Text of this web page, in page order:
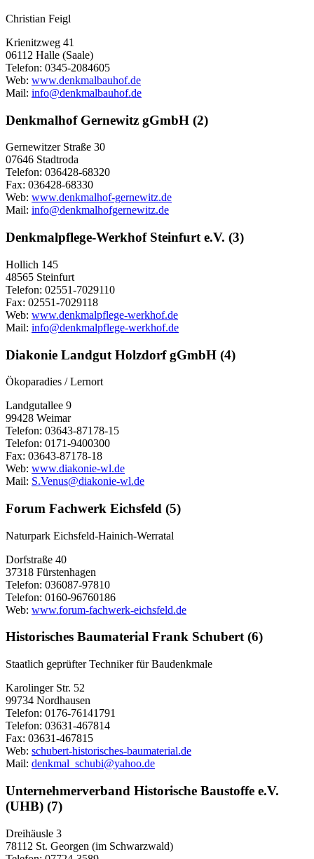
Christian Feigl
Krienitzweg 41
06112 Halle (Saale)
Telefon: 0345-2084605
Web: www.denkmalbauhof.de
Mail: info@denkmalbauhof.de
Denkmalhof Gernewitz gGmbH (2)
Gernewitzer Straße 30
07646 Stadtroda
Telefon: 036428-68320
Fax: 036428-68330
Web: www.denkmalhof-gernewitz.de
Mail: info@denkmalhofgernewitz.de
Denkmalpflege-Werkhof Steinfurt e.V. (3)
Hollich 145
48565 Steinfurt
Telefon: 02551-7029110
Fax: 02551-7029118
Web: www.denkmalpflege-werkhof.de
Mail: info@denkmalpflege-werkhof.de
Diakonie Landgut Holzdorf gGmbH (4)
Ökoparadies / Lernort
Landgutallee 9
99428 Weimar
Telefon: 03643-87178-15
Telefon: 0171-9400300
Fax: 03643-87178-18
Web: www.diakonie-wl.de
Mail: S.Venus@diakonie-wl.de
Forum Fachwerk Eichsfeld (5)
Naturpark Eichsfeld-Hainich-Werratal
Dorfstraße 40
37318 Fürstenhagen
Telefon: 036087-97810
Telefon: 0160-96760186
Web: www.forum-fachwerk-eichsfeld.de
Historisches Baumaterial Frank Schubert (6)
Staatlich geprüfter Techniker für Baudenkmale
Karolinger Str. 52
99734 Nordhausen
Telefon: 0176-76141791
Telefon: 03631-467814
Fax: 03631-467815
Web: schubert-historisches-baumaterial.de
Mail: denkmal_schubi@yahoo.de
Unternehmerverband Historische Baustoffe e.V.
(UHB) (7)
Dreihäusle 3
78112 St. Georgen (im Schwarzwald)